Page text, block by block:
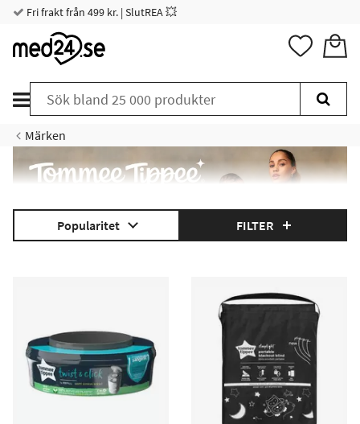
Fri frakt från 499 kr. | SlutREA 💥
Märken
Upptäck Tommee Tippee: Över 50 år av innovativ
babyutrustning som gör livet med småbarn enklare. Från den
Popularitet FILTER